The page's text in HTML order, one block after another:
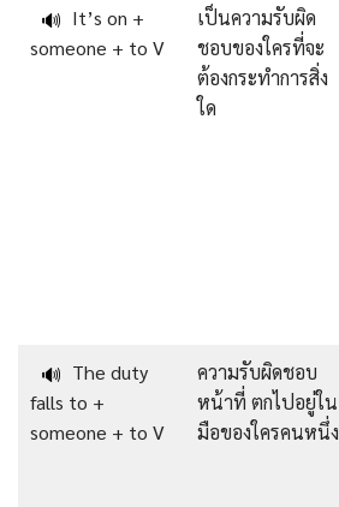
🔊 It’s on +
someone + to V
เป็นความรับผิด
ชอบของใครที่จะ
ต้องกระทำการสิ่ง
ใด
🔊 The duty
falls to +
someone + to V
ความรับผิดชอบ
หน้าที่ ตกไปอยู่ใน
มือของใครคนหนึ่ง